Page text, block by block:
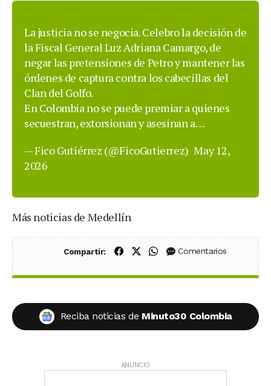
La justicia no se negocia. Celebro la decisión de
la Fiscal General Luz Adriana Camargo, de
negar las pretensiones de Petro y mantener las
órdenes de captura contra los cabecillas del
Clan del Golfo.
En Colombia no se puede premiar a quienes
secuestran, extorsionan y asesinan a…
— Fico Gutiérrez (@FicoGutierrez) May 12,
2026
Más noticias de Medellín
Compartir: Compartir en Facebook
Compartir en X (Twitter)
Compartir en WhatsApp
Comentarios
Reciba noticias de Minuto30 Colombia
ANUNCIO